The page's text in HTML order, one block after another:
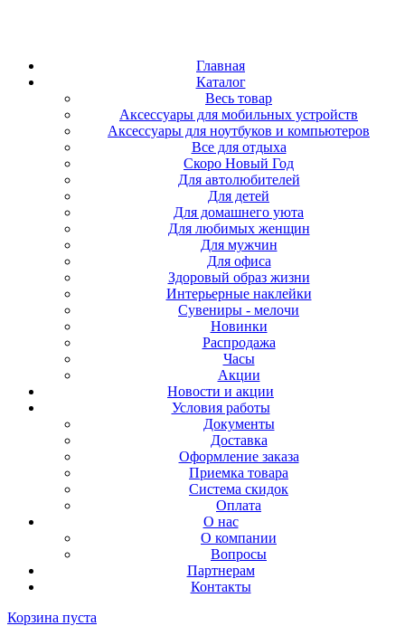
Главная
Каталог
Весь товар
Аксессуары для мобильных устройств
Аксессуары для ноутбуков и компьютеров
Все для отдыха
Скоро Новый Год
Для автолюбителей
Для детей
Для домашнего уюта
Для любимых женщин
Для мужчин
Для офиса
Здоровый образ жизни
Интерьерные наклейки
Сувениры - мелочи
Новинки
Распродажа
Часы
Акции
Новости и акции
Условия работы
Документы
Доставка
Оформление заказа
Приемка товара
Система скидок
Оплата
О нас
О компании
Вопросы
Партнерам
Контакты
Корзина пуста